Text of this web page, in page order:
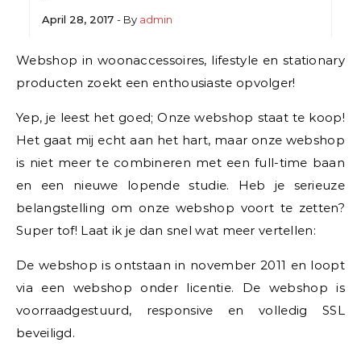
April 28, 2017 - By admin
Webshop in woonaccessoires, lifestyle en stationary
producten zoekt een enthousiaste opvolger!
Yep, je leest het goed; Onze webshop staat te koop!
Het gaat mij echt aan het hart, maar onze webshop
is niet meer te combineren met een full-time baan
en een nieuwe lopende studie. Heb je serieuze
belangstelling om onze webshop voort te zetten?
Super tof! Laat ik je dan snel wat meer vertellen:
De webshop is ontstaan in november 2011 en loopt
via een webshop onder licentie. De webshop is
voorraadgestuurd, responsive en volledig SSL
beveiligd.